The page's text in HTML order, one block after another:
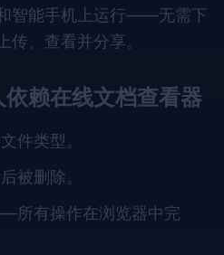
智能手机上运行——无需下
传、查看并分享。
赖在线文档查看器
件类型。
被删除。
所有操作在浏览器中完